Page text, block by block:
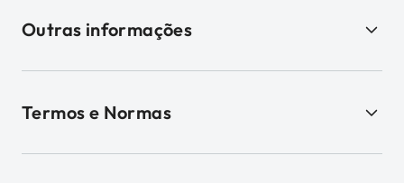
Outras informações
Termos e Normas